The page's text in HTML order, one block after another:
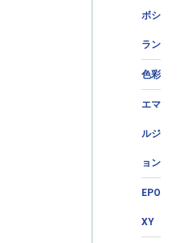
ボシ
ラン
色彩
エマ
ルジ
ョン
EPO
XY